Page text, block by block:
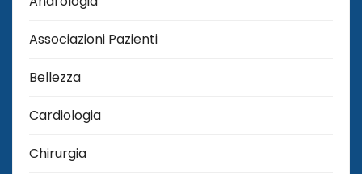
Associazioni Pazienti
Bellezza
Cardiologia
Chirurgia